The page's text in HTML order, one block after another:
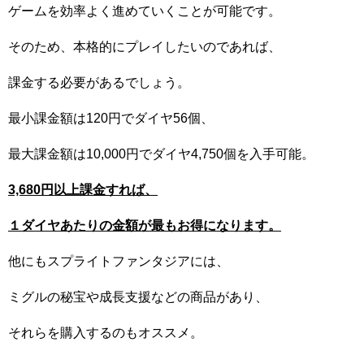
ゲームを効率よく進めていくことが可能です。
そのため、本格的にプレイしたいのであれば、
課金する必要があるでしょう。
最小課金額は120円でダイヤ56個、
最大課金額は10,000円でダイヤ4,750個を入手可能。
3,680円以上課金すれば、
１ダイヤあたりの金額が最もお得になります。
他にもスプライトファンタジアには、
ミグルの秘宝や成長支援などの商品があり、
それらを購入するのもオススメ。